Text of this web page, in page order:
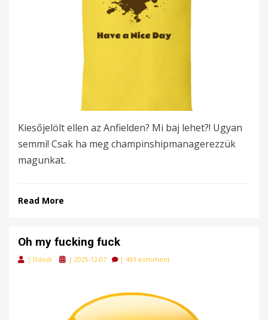
Kiesőjelölt ellen az Anfielden? Mi baj lehet?! Ugyan
semmi! Csak ha meg champinshipmanagerezzük
magunkat.
Read More
Oh my fucking fuck
| Ddodi
Posted
| 2025-12-07 | 493 komment